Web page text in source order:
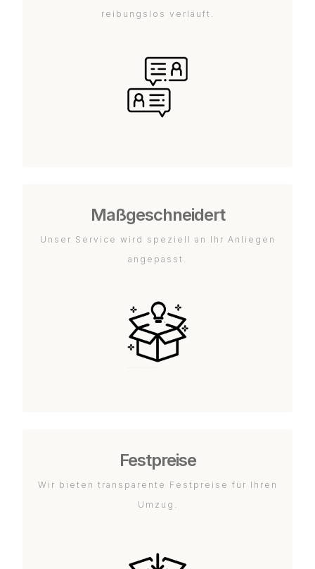
reibungslos verläuft.
Maßgeschneidert
Unser Service wird speziell an Ihr Anliegen
angepasst.
Festpreise
Wir bieten transparente Festpreise für Ihren
Umzug.